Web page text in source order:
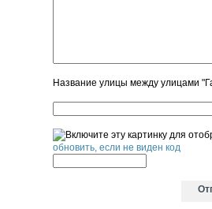
Название улицы между улицами
обновить, если не виден код